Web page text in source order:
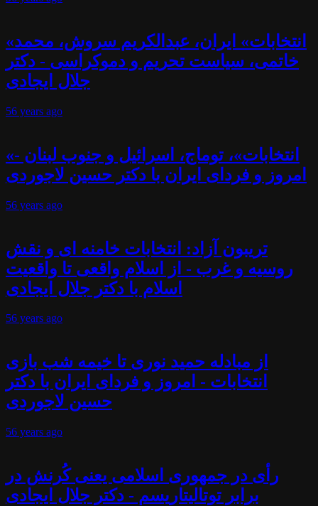
«انتخابات» ایران، عبدالکریم سروش، محمد
خاتمی، سیاست تحریم و دموکراسی - دکتر
جلال ایجادی
56 years ago
«انتخابات»، توماج، اسرائیل و جنوب لبنان -
امروز و فردای ایران با دکتر حسین لاجوردی
56 years ago
تریبون آزاد: انتخابات خامنه ای و نقش
روسیه و غرب - از اسلام واقعی تا واقعیت
اسلام با دکتر جلال ایجادی
56 years ago
از مبادله حمید نوری تا خیمه شب بازی
انتخابات - امروز و فردای ایران با دکتر
حسین لاجوردی
56 years ago
رأی در جمهوری اسلامی یعنی کُرنش در
برابر توتالیتاریسم - دکتر جلال ایجادی